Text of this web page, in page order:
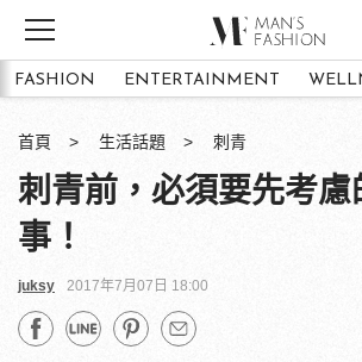
FASHION ENTERTAINMENT
首頁 生活話題 刺青
刺青前，必須要先考慮
事！
juksy 2017年7月07日 18:00